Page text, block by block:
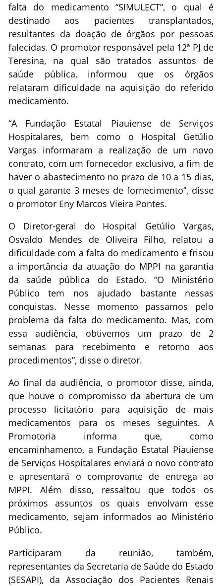
falta do medicamento “SIMULECT”, o qual é
destinado aos pacientes transplantados,
resultantes da doação de órgãos por pessoas
falecidas. O promotor responsável pela 12ª PJ de
Teresina, na qual são tratados assuntos de
saúde pública, informou que os órgãos
relataram dificuldade na aquisição do referido
medicamento.
“A Fundação Estatal Piauiense de Serviços
Hospitalares, bem como o Hospital Getúlio
Vargas informaram a realização de um novo
contrato, com um fornecedor exclusivo, a fim de
haver o abastecimento no prazo de 10 a 15 dias,
o qual garante 3 meses de fornecimento”, disse
o promotor Eny Marcos Vieira Pontes.
O Diretor-geral do Hospital Getúlio Vargas,
Osvaldo Mendes de Oliveira Filho, relatou a
dificuldade com a falta do medicamento e frisou
a importância da atuação do MPPI na garantia
da saúde pública do Estado. “O Ministério
Público tem nos ajudado bastante nessas
conquistas. Nesse momento passamos pelo
problema da falta do medicamento. Mas, com
essa audiência, obtivemos um prazo de 2
semanas para recebimento e retorno aos
procedimentos”, disse o diretor.
Ao final da audiência, o promotor disse, ainda,
que houve o compromisso da abertura de um
processo licitatório para aquisição de mais
medicamentos para os meses seguintes. A
Promotoria informa que, como
encaminhamento, a Fundação Estatal Piauiense
de Serviços Hospitalares enviará o novo contrato
e apresentará o comprovante de entrega ao
MPPI. Além disso, ressaltou que todos os
próximos assuntos os quais envolvam esse
medicamento, sejam informados ao Ministério
Público.
Participaram da reunião, também,
representantes da Secretaria de Saúde do Estado
(SESAPI), da Associação dos Pacientes Renais